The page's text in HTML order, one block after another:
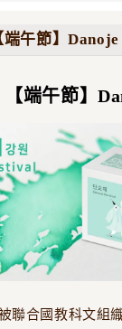
端午節】
端午節】
聯合國教科文組